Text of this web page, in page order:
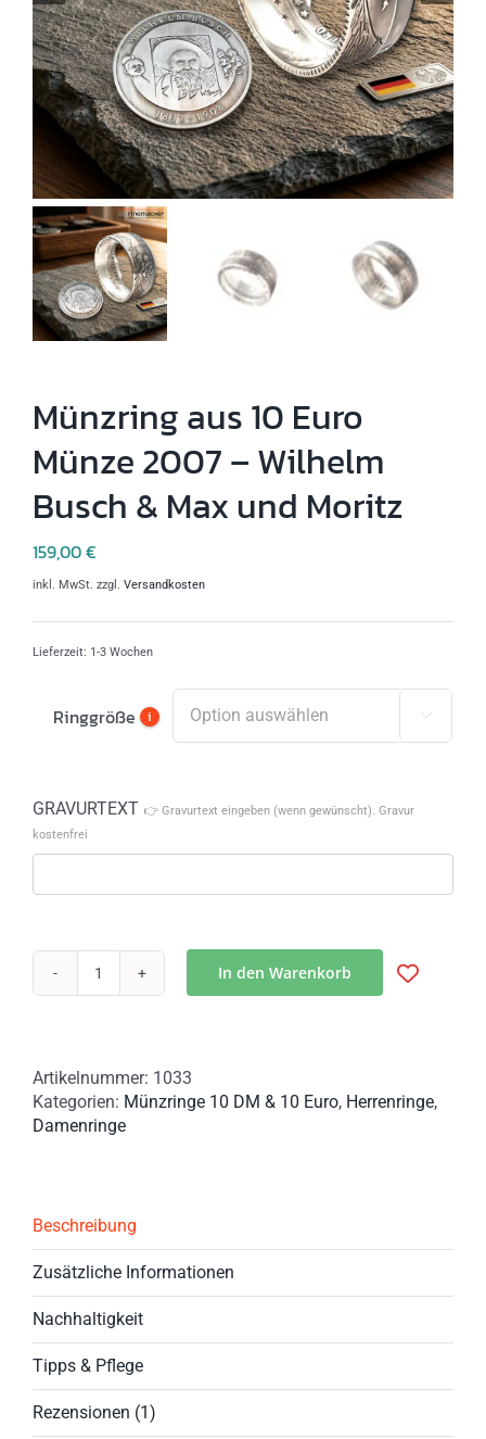
Münzring aus 10 Euro
Münze 2007 – Wilhelm
Busch & Max und Moritz
159,00€
inkl. MwSt. zzgl. Versandkosten
Lieferzeit: 1-3 Wochen
Ringgröße i 
GRAVURTEXT 👉 Gravurtext eingeben (wenn gewünscht). Gravur
kostenfrei
Münzring
Münze
2007
–
Max
und
Moritz
Menge
In den Warenkorb
Artikelnummer: 1033
Kategorien: Münzringe 10 DM & 10 Euro, Herrenringe,
Damenringe
Beschreibung
Zusätzliche Informationen
Nachhaltigkeit
Tipps & Pflege
Rezensionen (1)